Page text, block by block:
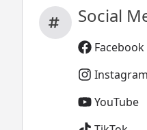
Social
Facebook
Instagram
YouTube